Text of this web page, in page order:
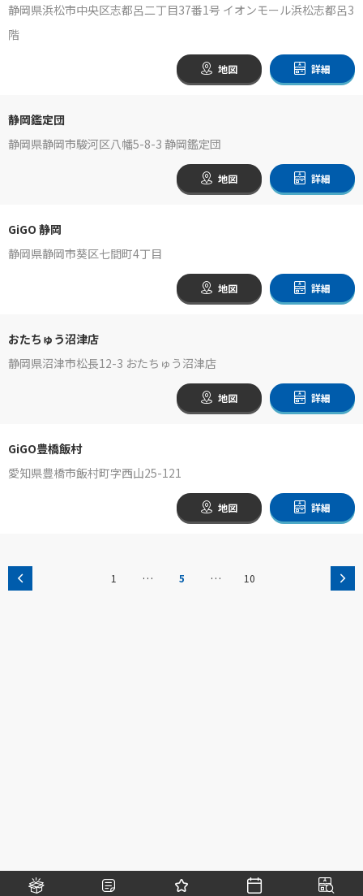
静岡県浜松市中央区志都呂二丁目37番1号 イオンモール浜松志都呂3
階
地図 詳細
静岡鑑定団
静岡県静岡市駿河区八幡5-8-3 静岡鑑定団
地図 詳細
GiGO 静岡
静岡県静岡市葵区七間町4丁目
地図 詳細
おたちゅう沼津店
静岡県沼津市松長12-3 おたちゅう沼津店
地図 詳細
GiGO豊橋飯村
愛知県豊橋市飯村町字西山25-121
地図 詳細
1 … 5 … 10